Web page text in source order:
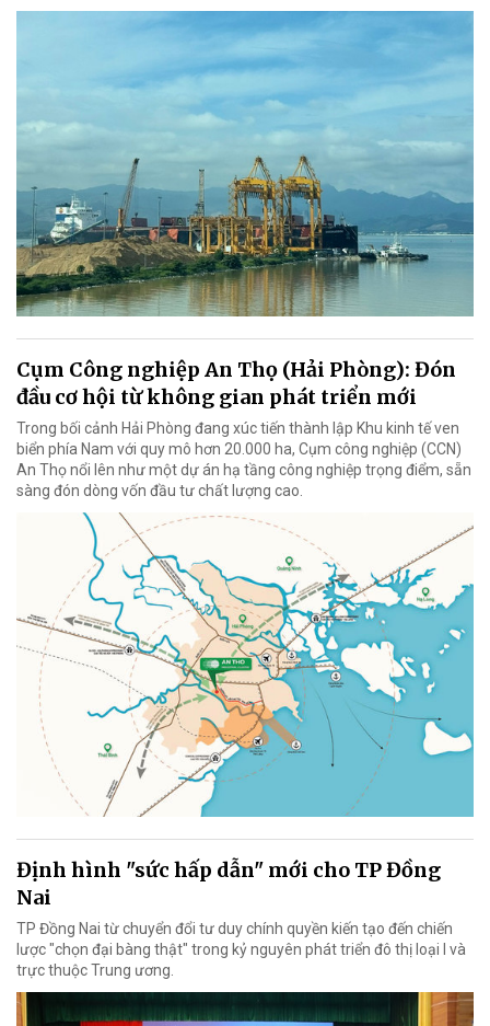
Cụm Công nghiệp An Thọ (Hải Phòng): Đón
đầu cơ hội từ không gian phát triển mới
Trong bối cảnh Hải Phòng đang xúc tiến thành lập Khu kinh tế ven
biển phía Nam với quy mô hơn 20.000 ha, Cụm công nghiệp (CCN)
An Thọ nổi lên như một dự án hạ tầng công nghiệp trọng điểm, sẵn
sàng đón dòng vốn đầu tư chất lượng cao.
Định hình "sức hấp dẫn" mới cho TP Đồng
Nai
TP Đồng Nai từ chuyển đổi tư duy chính quyền kiến tạo đến chiến
lược "chọn đại bàng thật" trong kỷ nguyên phát triển đô thị loại I và
trực thuộc Trung ương.